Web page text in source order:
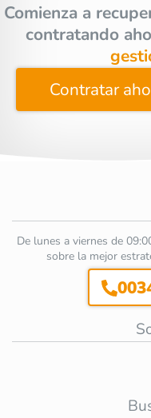
Comienza a
contratando
Contratar
De lunes a viernes de
sobre la mejor